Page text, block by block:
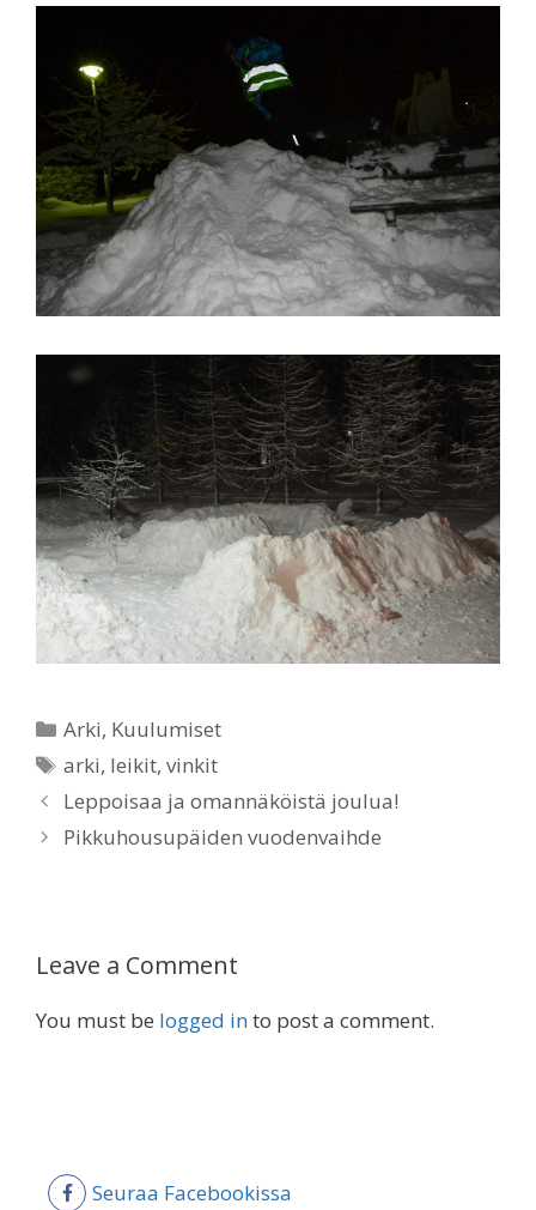
Categories
Arki, Kuulumiset
Tags
arki, leikit,vinkit
Leppoisaa ja omannäköistä joulua!
Pikkuhousupäiden vuodenvaihde
Leave a Comment
You must be logged into post a comment.
Seuraa Facebookissa